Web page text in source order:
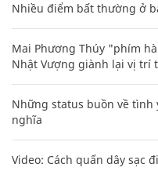
Nhiều điểm bất thường ở
Mai Phương Thúy "phím
Nhật Vượng giành lại vị trí
Những status buồn về tình
nghĩa
Video: Cách quấn dây sạc